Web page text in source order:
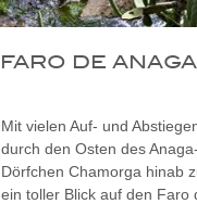
FARO DE ANAGA
Mit vielen Auf- und
durch den Osten des
Dörfchen Chamorga hinab
ein toller Blick auf den Faro